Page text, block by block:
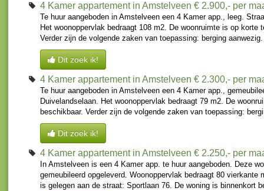
4 Kamer appartement in Amstelveen € 2.900,- per
Te huur aangeboden in Amstelveen een 4 Kamer app., leeg.
Het woonoppervlak bedraagt 108 m2. De woonruimte is op korte
Verder zijn de volgende zaken van toepassing: berging
Dit zoek ik!
4 Kamer appartement in Amstelveen € 2.300,- per
Te huur aangeboden in Amstelveen een 4 Kamer app.,
Duivelandselaan. Het woonoppervlak bedraagt 79 m2. De
beschikbaar. Verder zijn de volgende zaken van toepassing:
Dit zoek ik!
4 Kamer appartement in Amstelveen € 2.250,- per
In Amstelveen is een 4 Kamer app. te huur aangeboden. Deze
gemeubileerd opgeleverd. Woonoppervlak bedraagt 80 vierkante
is gelegen aan de straat: Sportlaan 76. De woning is binnenkort